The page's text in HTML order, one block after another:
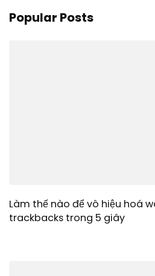
Popular Posts
Làm thế nào để vô hiệu hoá
trackbacks trong 5 giây